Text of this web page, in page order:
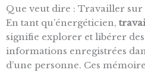
Que veut dire : Travailler sur
En tant qu’énergéticien,
signifie explorer et libérer
informations enregistrées
d’une personne. Ces